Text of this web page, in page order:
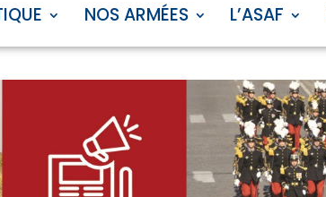
NOS ARMÉES L’ASAF